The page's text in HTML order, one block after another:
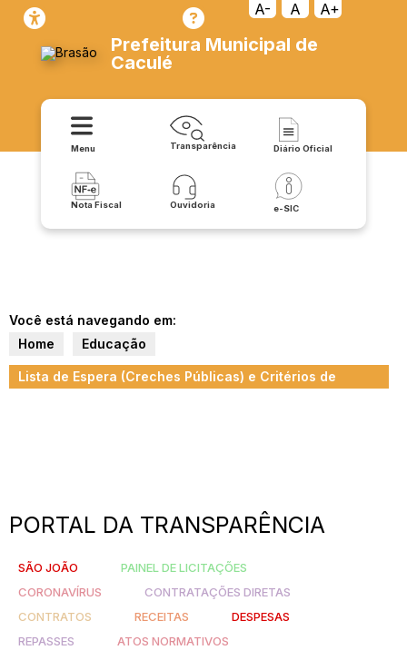
A- A A+
Prefeitura Municipal de
Caculé
Menu Transparência Diário Oficial
Nota Fiscal Ouvidoria e-SIC
Você está navegando em:
Home
Educação
Lista de Espera (Creches Públicas) e Critérios de
PORTAL DA TRANSPARÊNCIA
SÃO JOÃO
PAINEL DE LICITAÇÕES
CORONAVÍRUS
CONTRATAÇÕES DIRETAS
CONTRATOS
RECEITAS
DESPESAS
REPASSES
ATOS NORMATIVOS